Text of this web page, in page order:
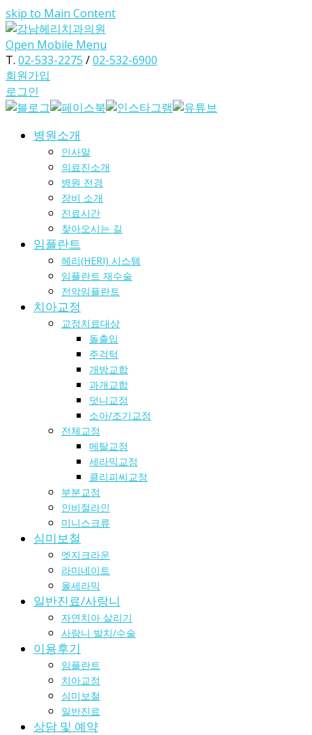
skip to Main Content
Open Mobile Menu
T. 02-533-2275 /02-532-6900
회원가입
로그인
병원소개
인사말
의료진소개
병원 전경
장비 소개
진료시간
찾아오시는 길
임플란트
헤리(HERI) 시스템
임플란트 재수술
전악임플란트
치아교정
교정치료대상
돌출입
주걱턱
개방교합
과개교합
덧니교정
소아/조기교정
전체교정
메탈교정
세라믹교정
클리피씨교정
부분교정
인비절라인
미니스크류
심미보철
엣지크라운
라미네이트
올세라믹
일반진료/사랑니
자연치아 살리기
사랑니 발치/수술
이용후기
임플란트
치아교정
심미보철
일반진료
상담 및 예약